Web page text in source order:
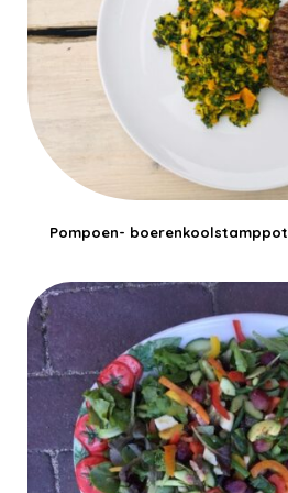
Pompoen- boerenkoolstamppot